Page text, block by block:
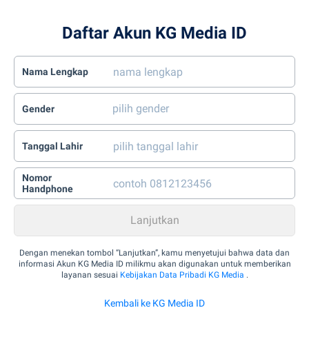
Daftar Akun KG Media ID
Nama Lengkap
Gender
Tanggal Lahir
Nomor
Handphone
Dengan menekan tombol “Lanjutkan”, kamu menyetujui bahwa data dan
informasi Akun KG Media ID milikmu akan digunakan untuk memberikan
layanan sesuai Kebijakan Data Pribadi KG Media .
Kembali ke KG Media ID